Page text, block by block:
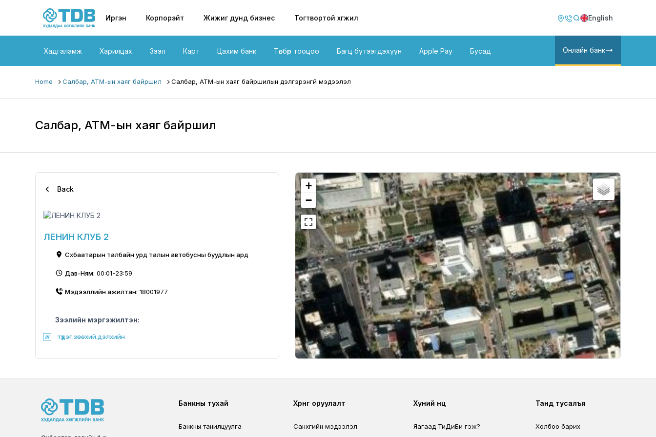
Иргэн Корпорэйт Жижиг дунд бизнес Тогтвортой хөгжил Image
Image English
Хадгаламж Харилцах Зээл Карт Цахим банк Төлбөр тооцоо Багц бүтээгдэхүүн Apple Pay Бусад Онлайн банк
Home Салбар, АТМ-ын хаяг байршил Салбар, АТМ-ын хаяг байршилын дэлгэрэнгүй мэдээлэл
Салбар, АТМ-ын хаяг байршил
Back
ЛЕНИН КЛУБ 2
Сүхбаатарын талбайн урд талын автобусны буудлын ард
Дав-Ням: 00:01-23:59
Мэдээллийн ажилтан: 18001977
Зээлийн мэргэжилтэн:
түүдэг.зөөхий.дэлхийн
+
−
Footer
Банкны тухай
Банкны танилцуулга
Footer third
Хөрөнгө оруулалт
Санхүүгийн мэдээлэл
Footer second
Хүний нөөц
Яагаад ТиДиБи гэж?
Footer fourth
Танд тусалъя
Холбоо барих